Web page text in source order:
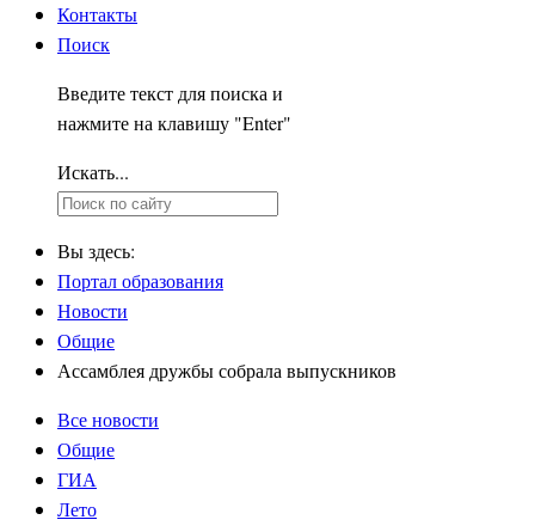
Контакты
Поиск
Введите текст для поиска и
нажмите на клавишу "Enter"
Искать...
Вы здесь:
Портал образования
Новости
Общие
Ассамблея дружбы собрала выпускников
Все новости
Общие
ГИА
Лето